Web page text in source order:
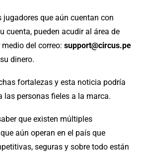
que aún cuentan con
cuenta, pueden acudir al área de
del correo: support@circus.pe
dinero.
fortalezas y esta noticia podría
las personas fieles a la marca.
que existen múltiples
aún operan en el país que
seguras y sobre todo están